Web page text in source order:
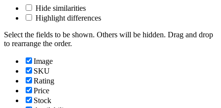
Hide similarities
Highlight differences
Select the fields to be shown. Others will be hidden. Drag and drop
to rearrange the order.
Image
SKU
Rating
Price
Stock